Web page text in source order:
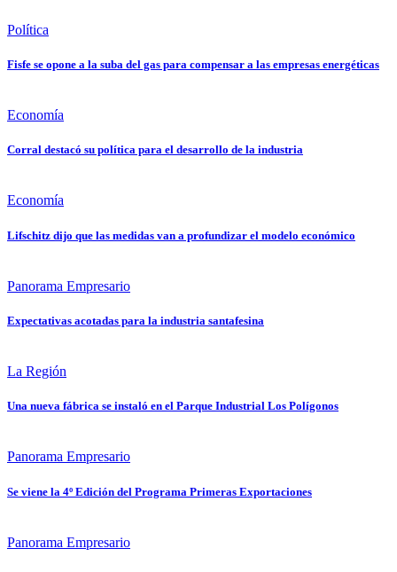
Política
Fisfe se opone a la suba del gas para compensar a las empresas energéticas
Economía
Corral destacó su política para el desarrollo de la industria
Economía
Lifschitz dijo que las medidas van a profundizar el modelo económico
Panorama Empresario
Expectativas acotadas para la industria santafesina
La Región
Una nueva fábrica se instaló en el Parque Industrial Los Polígonos
Panorama Empresario
Se viene la 4º Edición del Programa Primeras Exportaciones
Panorama Empresario